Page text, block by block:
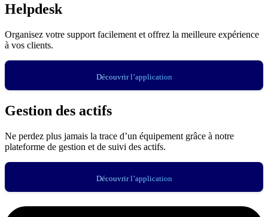
Helpdesk
Organisez votre support facilement et offrez la meilleure expérience
à vos clients.
Découvrir l’application
Gestion des actifs
Ne perdez plus jamais la trace d’un équipement grâce à notre
plateforme de gestion et de suivi des actifs.
Découvrir l’application